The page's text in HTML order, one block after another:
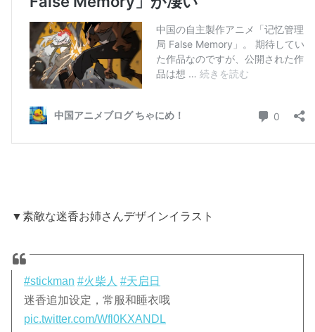
▼素敵な迷香お姉さんデザインイラスト
#stickman #火柴人 #天启日
迷香追加设定，常服和睡衣哦
pic.twitter.com/Wfl0KXANDL